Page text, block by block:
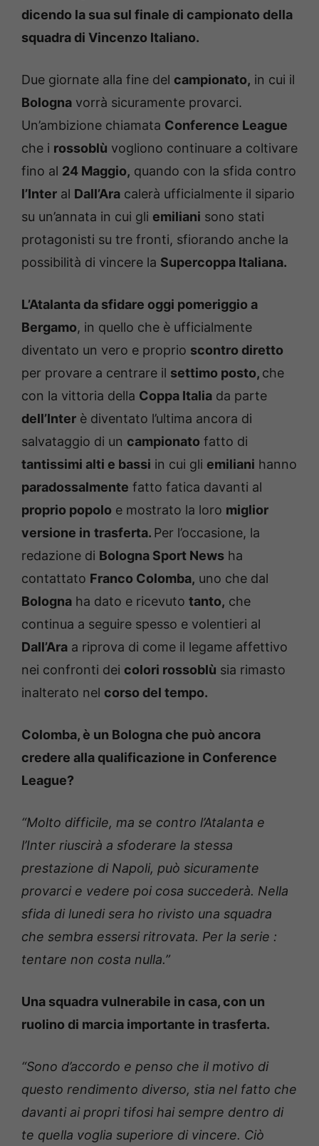
dicendo la sua sul finale di campionato della
squadra di Vincenzo Italiano.
Due giornate alla fine del campionato, in cui il
Bologna vorrà sicuramente provarci.
Un’ambizione chiamata Conference League
che i rossoblù vogliono continuare a coltivare
fino al 24 Maggio, quando con la sfida contro
l’Inter al Dall’Ara calerà ufficialmente il sipario
su un’annata in cui gli emiliani sono stati
protagonisti su tre fronti, sfiorando anche la
possibilità di vincere la Supercoppa Italiana.
L’Atalanta da sfidare oggi pomeriggio a
Bergamo, in quello che è ufficialmente
diventato un vero e proprio scontro diretto
per provare a centrare il settimo posto, che
con la vittoria della Coppa Italia da parte
dell’Inter è diventato l’ultima ancora di
salvataggio di un campionato fatto di
tantissimi alti e bassi in cui gli emiliani hanno
paradossalmente fatto fatica davanti al
proprio popolo e mostrato la loro miglior
versione in trasferta. Per l’occasione, la
redazione di Bologna Sport News ha
contattato Franco Colomba, uno che dal
Bologna ha dato e ricevuto tanto, che
continua a seguire spesso e volentieri al
Dall’Ara a riprova di come il legame affettivo
nei confronti dei colori rossoblù sia rimasto
inalterato nel corso del tempo.
Colomba, è un Bologna che può ancora
credere alla qualificazione in Conference
League?
“Molto difficile, ma se contro l’Atalanta e
l’Inter riuscirà a sfoderare la stessa
prestazione di Napoli, può sicuramente
provarci e vedere poi cosa succederà. Nella
sfida di lunedi sera ho rivisto una squadra
che sembra essersi ritrovata. Per la serie :
tentare non costa nulla.”
Una squadra vulnerabile in casa, con un
ruolino di marcia importante in trasferta.
“Sono d’accordo e penso che il motivo di
questo rendimento diverso, stia nel fatto che
davanti ai propri tifosi hai sempre dentro di
te quella voglia superiore di vincere. Ciò